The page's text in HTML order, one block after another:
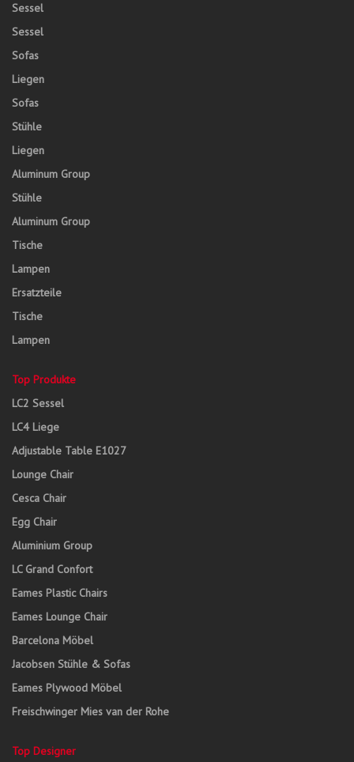
Sessel
Sessel
Sofas
Liegen
Sofas
Stühle
Liegen
Aluminum Group
Stühle
Aluminum Group
Tische
Lampen
Ersatzteile
Tische
Lampen
Top Produkte
LC2 Sessel
LC4 Liege
Adjustable Table E1027
Lounge Chair
Cesca Chair
Egg Chair
Aluminium Group
LC Grand Confort
Eames Plastic Chairs
Eames Lounge Chair
Barcelona Möbel
Jacobsen Stühle & Sofas
Eames Plywood Möbel
Freischwinger Mies van der Rohe
Top Designer